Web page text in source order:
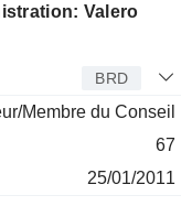
Valero
BRD
Membre du Conseil
67
25/01/2011